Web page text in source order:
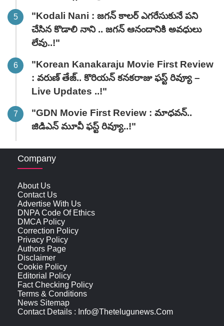
"Kodali Nani : జగన్ కాలర్ ఎగరేసుకునే పని
చేసిన కొడాలి నాని .. జగన్ ఆనందానికి అవధులు
లేవు..!"
"Korean Kanakaraju Movie First Review
: వరుణ్ తేజ్.. కొరియన్ కనకరాజు ఫస్ట్ రివ్యూ –
Live Updates ..!"
"GDN Movie First Review : మాధవన్..
జిడిఎన్ మూవీ ఫ‌స్ట్ రివ్యూ..!"
Company
About Us
Contact Us
Advertise With Us
DNPA Code Of Ethics
DMCA Policy
Correction Policy
Privacy Policy
Authors Page
Disclaimer
Cookie Policy
Editorial Policy
Fact Checking Policy
Terms & Conditions
News Sitemap
Contact Details : Info@thetelugunews.com